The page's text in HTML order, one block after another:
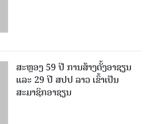
ສະຫຼອງ 59 ປີ ການສ້າງຕັ້ງອາຊຽນ
ແລະ 29 ປີ ສປປ ລາວ ເຂົ້າເປັນ
ສະມາຊິກອາຊຽນ